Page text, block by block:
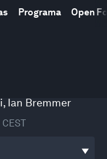
Programa Open
, Ian Bremmer
CEST